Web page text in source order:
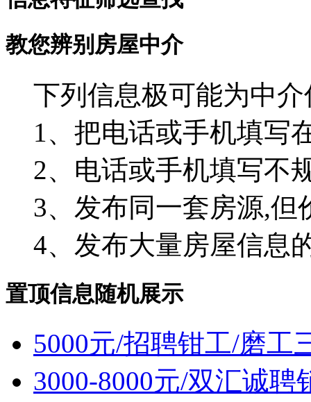
教您辨别房屋中介
下列信息极可能为中
1、把电话或手机填写
2、电话或手机填写不
3、发布同一套房源,但
4、发布大量房屋信息
置顶信息随机展示
5000元/招聘钳工/磨工
3000-8000元/双汇诚聘